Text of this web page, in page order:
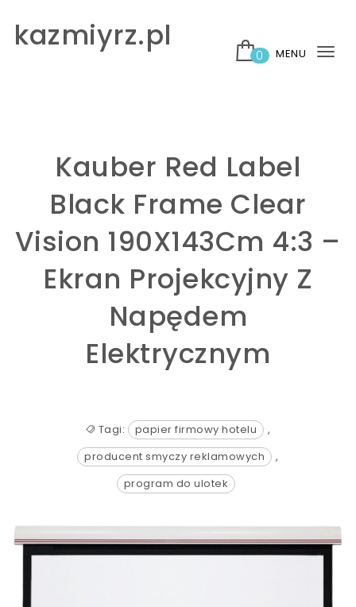
kazmiyrz.pl
0 MENU
Kauber Red Label
Black Frame Clear
Vision 190X143Cm 4:3 –
Ekran Projekcyjny Z
Napędem
Elektrycznym
Tagi: papier firmowy hotelu
,
producent smyczy reklamowych
,
program do ulotek